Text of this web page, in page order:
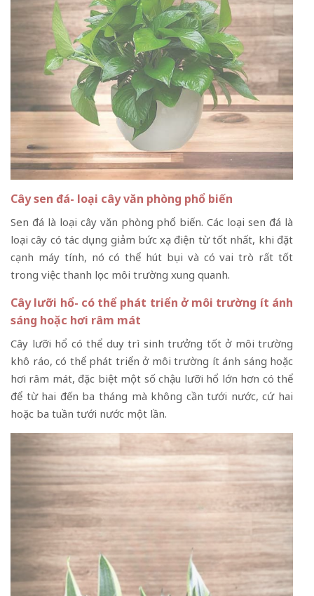
Cây sen đá- loại cây văn phòng phổ biến
Sen đá là loại cây văn phòng phổ biến. Các loại sen đá là
loại cây có tác dụng giảm bức xạ điện từ tốt nhất, khi đặt
cạnh máy tính, nó có thể hút bụi và có vai trò rất tốt
trong việc thanh lọc môi trường xung quanh.
Cây lưỡi hổ- có thể phát triển ở môi trường ít ánh
sáng hoặc hơi râm mát
Cây lưỡi hổ có thể duy trì sinh trưởng tốt ở môi trường
khô ráo, có thể phát triển ở môi trường ít ánh sáng hoặc
hơi râm mát, đặc biệt một số chậu lưỡi hổ lớn hơn có thể
để từ hai đến ba tháng mà không cần tưới nước, cứ hai
hoặc ba tuần tưới nước một lần.